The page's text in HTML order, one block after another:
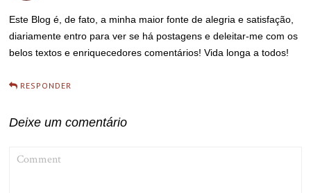
Este Blog é, de fato, a minha maior fonte de alegria e satisfação,
diariamente entro para ver se há postagens e deleitar-me com os
belos textos e enriquecedores comentários! Vida longa a todos!
RESPONDER
Deixe um comentário